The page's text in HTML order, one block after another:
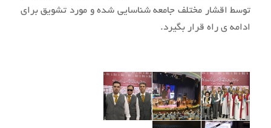
توسط اقشار مختلف جامعه شناسایی شده و مورد تشویق برای
ادامه ی راه قرار بگیرد.